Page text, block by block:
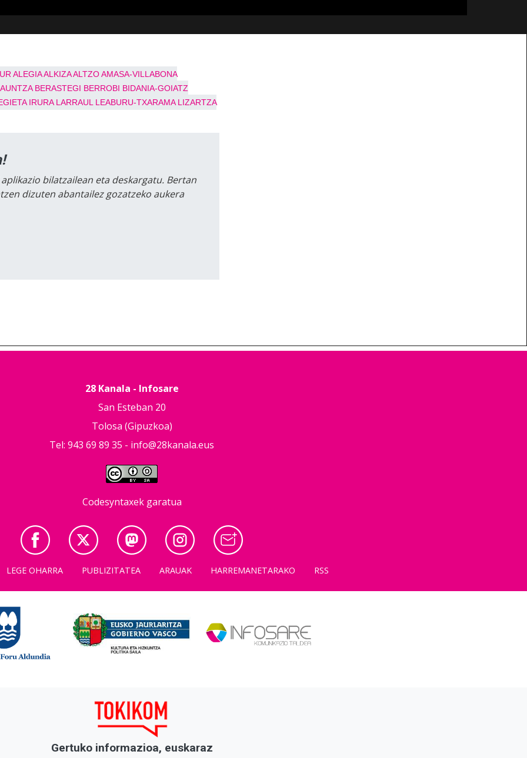
ALEGIAALKIZAALTZOAMASA-VILLABONA
BERASTEGI BERROBI BIDANIA-GOIATZ
IRURA LARRAUL LEABURU-TXARAMA LIZARTZA
bilatzailean eta deskargatu. Bertan
dizuten abantailez gozatzeko aukera
28 Kanala - Infosare
San Esteban 20
Tolosa (Gipuzkoa)
Tel: 943 69 89 35 - info@28kanala.eus
Codesyntaxek garatua
LEGE OHARRA PUBLIZITATEA ARAUAK HARREMANETARAKO RSS
Gertuko informazioa, euskaraz